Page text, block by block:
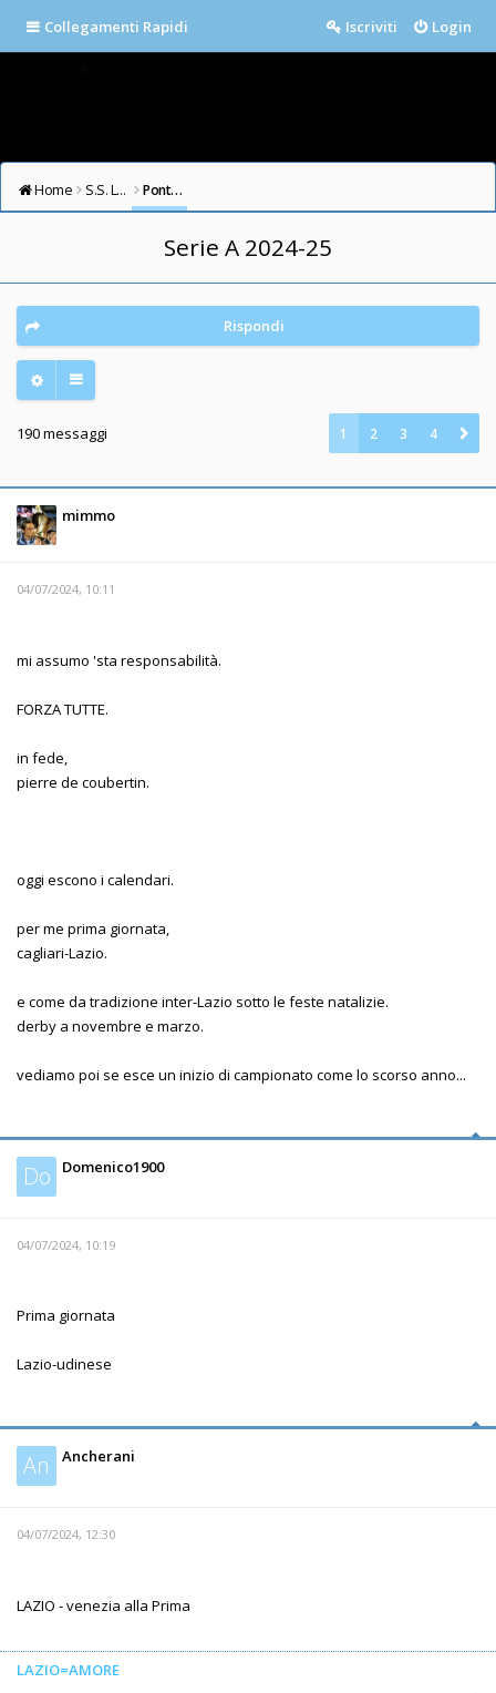
Collegamenti Rapidi Login
Iscriviti
Home S.S. LAZIO FORUM Ponte Milvio
Serie A 2024-25
Rispondi
190 messaggi 1 2 3 4
mimmo
04/07/2024, 10:11
mi assumo 'sta responsabilità.
FORZA TUTTE.
in fede,
pierre de coubertin.
oggi escono i calendari.
per me prima giornata,
cagliari-Lazio.
e come da tradizione inter-Lazio sotto le feste natalizie.
derby a novembre e marzo.
vediamo poi se esce un inizio di campionato come lo scorso anno...
Do Domenico1900
04/07/2024, 10:19
Prima giornata
Lazio-udinese
An Ancherani
04/07/2024, 12:30
LAZIO - venezia alla Prima
LAZIO=AMORE